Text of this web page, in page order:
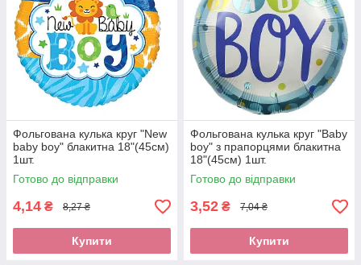
Фольгована кулька круг "New
baby boy" блакитна 18"(45см)
1шт.
Готово до відправки
4,14 ₴ 8,27 ₴
Купити
Фольгована кулька круг "Baby
boy" з прапорцями блакитна
18"(45см) 1шт.
Готово до відправки
3,52 ₴ 7,04 ₴
Купити